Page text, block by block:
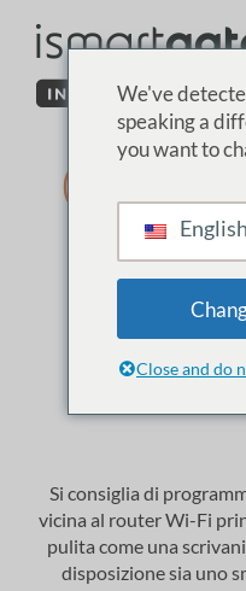
contenuto
02.
di
da
Si consiglia di
vicina al router Wi-Fi
pulita come una
disposizione sia uno
We've
speaking a
you want to
English
Close and do